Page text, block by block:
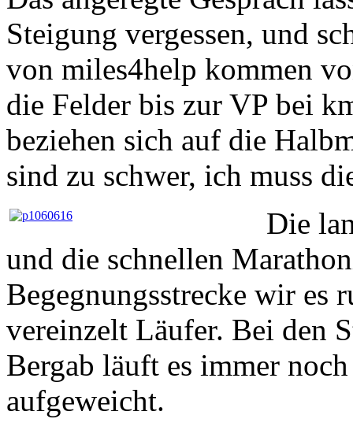
Steigung vergessen, und
von miles4help kommen
die Felder bis zur VP bei
beziehen sich auf die
sind zu schwer, ich muss
Die
und die schnellen
Begegnungsstrecke wir es
vereinzelt Läufer. Bei den
Bergab läuft es immer
aufgeweicht.